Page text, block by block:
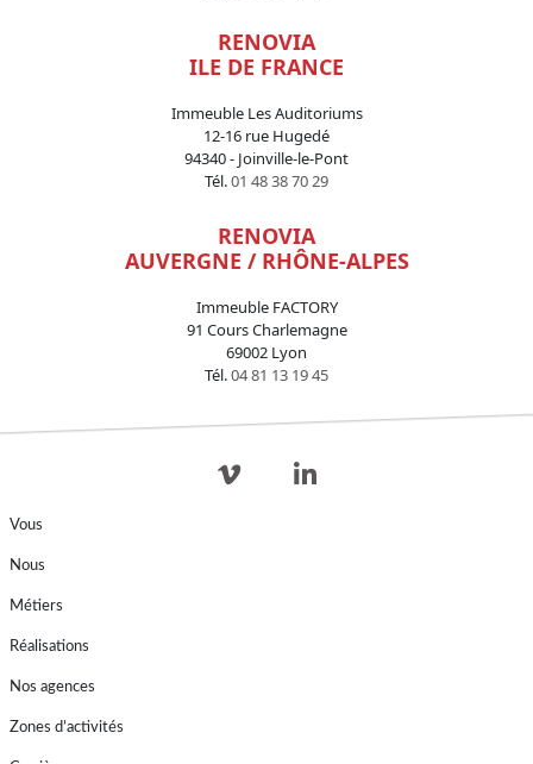
RENOVIA
ILE DE FRANCE
Immeuble Les Auditoriums
12-16 rue Hugedé
94340 - Joinville-le-Pont
Tél.01 48 38 70 29
RENOVIA
AUVERGNE / RHÔNE-ALPES
Immeuble FACTORY
91 Cours Charlemagne
69002 Lyon
Tél.04 81 13 19 45
Vous
Nous
Métiers
Réalisations
Nos agences
Zones d’activités